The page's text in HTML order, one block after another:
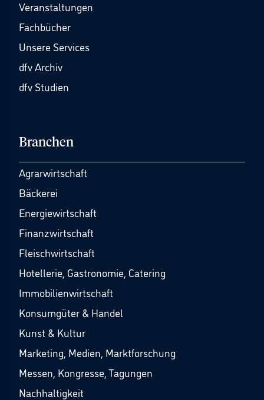
Veranstaltungen
Fachbücher
Unsere Services
dfv Archiv
dfv Studien
Branchen
Agrarwirtschaft
Bäckerei
Energiewirtschaft
Finanzwirtschaft
Fleischwirtschaft
Hotellerie, Gastronomie, Catering
Immobilienwirtschaft
Konsumgüter & Handel
Kunst & Kultur
Marketing, Medien, Marktforschung
Messen, Kongresse, Tagungen
Nachhaltigkeit